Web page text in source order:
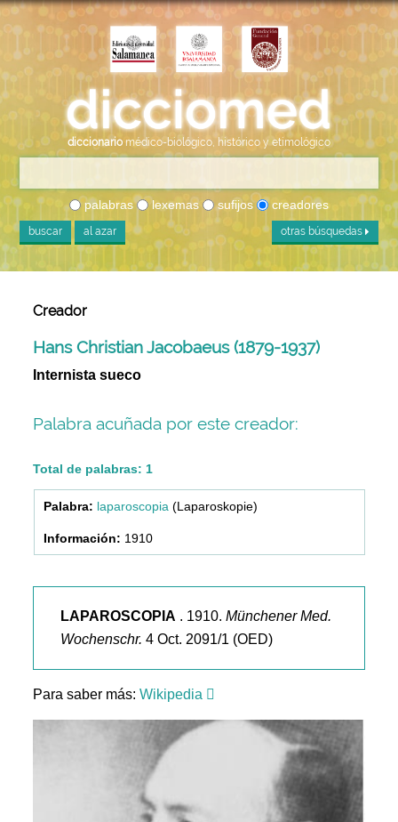
diccionario médico-biológico, histórico y etimológico
palabras lexemas sufijos creadores
buscar al azar otras búsquedas
Creador
Hans Christian Jacobaeus (1879-1937)
Internista sueco
Palabra acuñada por este creador:
Total de palabras: 1
laparoscopia (Laparoskopie)
1910
LAPAROSCOPIA . 1910.Münchener Med.
Wochenschr. 4 Oct. 2091/1 (OED)
Para saber más:Wikipedia